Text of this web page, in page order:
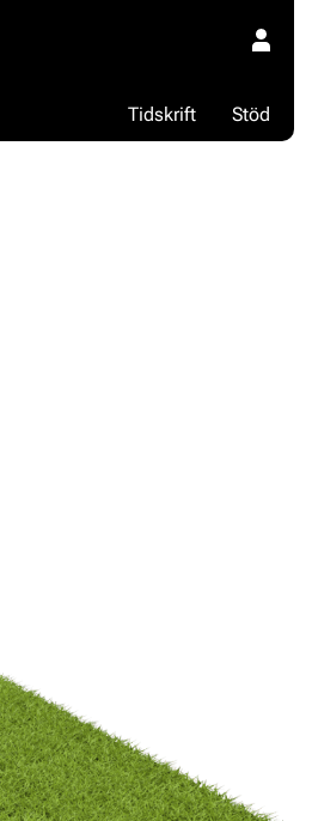
Stöd
Tidskrift